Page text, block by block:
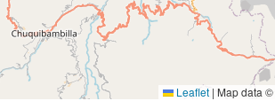
Leaflet | Map data ©